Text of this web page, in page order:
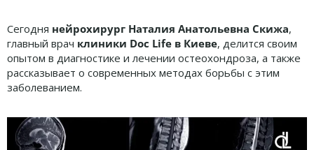
Сегодня нейрохирург Наталия Анатольевна Скижа,
главный врач клиники Doc Life в Киеве, делится своим
опытом в диагностике и лечении остеохондроза, а также
рассказывает о современных методах борьбы с этим
заболеванием.